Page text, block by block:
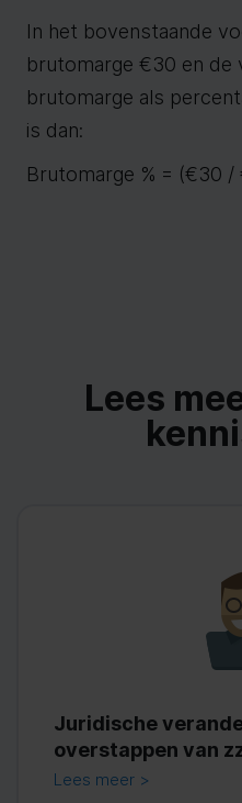
In het bovenstaande
brutomarge €30 en de
brutomarge als
is dan:
Brutomarge % = (€30 /
Lees
Juridische
overstappen van
Lees meer >